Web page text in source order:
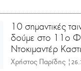
10 σημαντικές
δούμε στο 11ο
Ντοκιμαντέρ
Χρήστος Παρίδης |